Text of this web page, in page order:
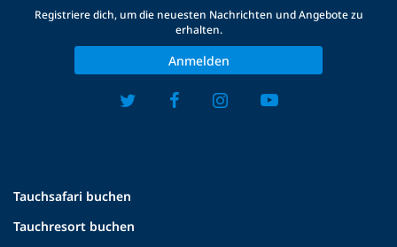
Tauchsafari buchen
Tauchresort buchen
Registriere dich, um die neuesten Nachrichten und Angebote zu
erhalten.
Anmelden